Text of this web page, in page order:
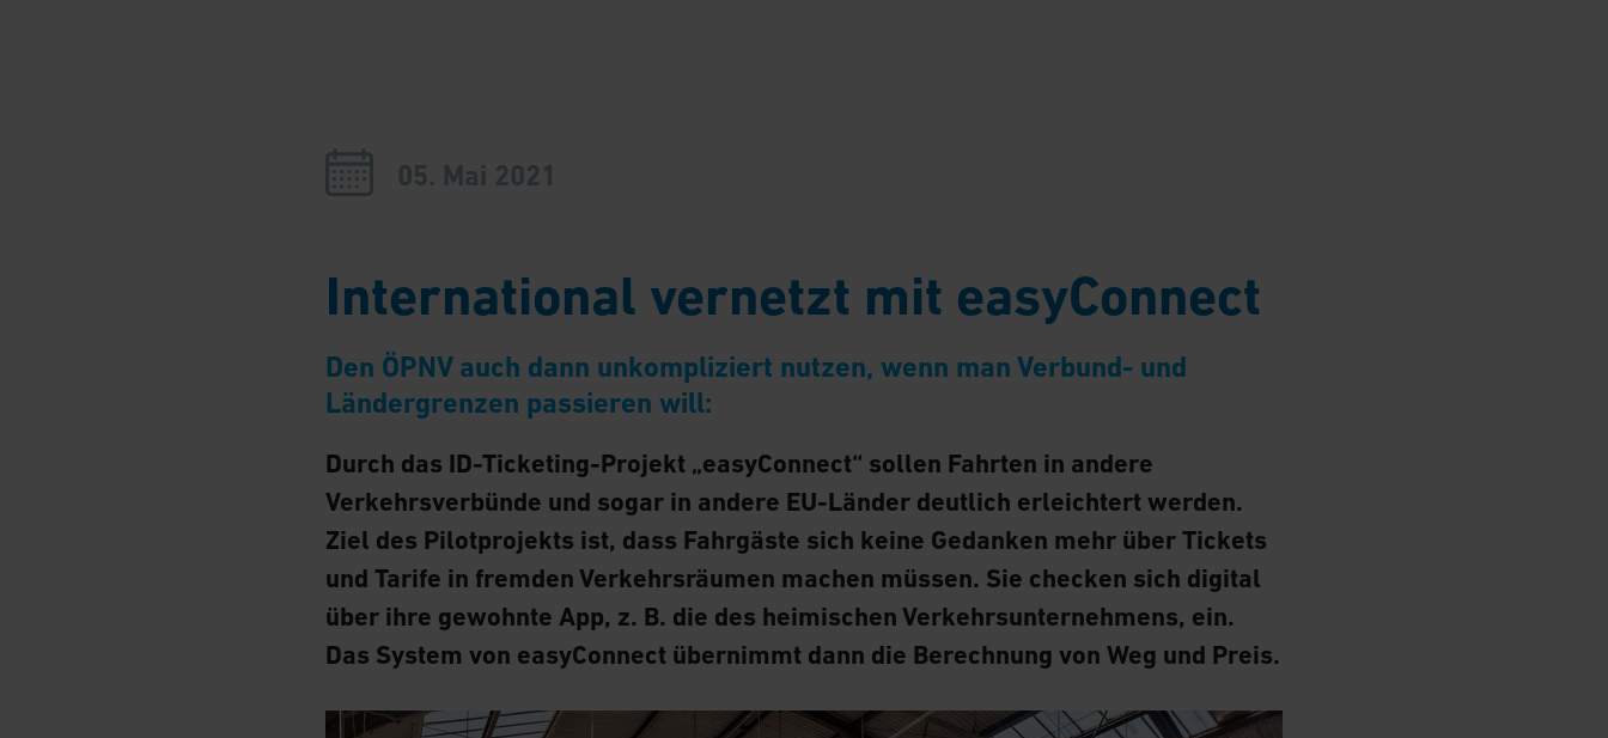
05. Mai 2021
International vernetzt mit easyConnect
Den ÖPNV auch dann unkompliziert nutzen, wenn man Verbund- und
Ländergrenzen passieren will:
Durch das ID-Ticketing-Projekt „easyConnect“ sollen Fahrten in andere
Verkehrsverbünde und sogar in andere EU-Länder deutlich erleichtert werden.
Ziel des Pilotprojekts ist, dass Fahrgäste sich keine Gedanken mehr über Tickets
und Tarife in fremden Verkehrsräumen machen müssen. Sie checken sich digital
über ihre gewohnte App, z. B. die des heimischen Verkehrsunternehmens, ein.
Das System von easyConnect übernimmt dann die Berechnung von Weg und Preis.